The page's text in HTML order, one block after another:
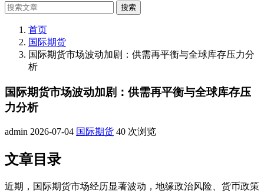
搜
搜索
首页
国际期货
国际期货市场波动加剧：供需再平衡与全球库存压力分
析
国际期货市场波动加剧：供需再平衡与全球库存压
力分析
admin 2026-07-04 国际期货 40 次浏览
文章目录
近期，国际期货市场经历显著波动，地缘政治风险、货币政策